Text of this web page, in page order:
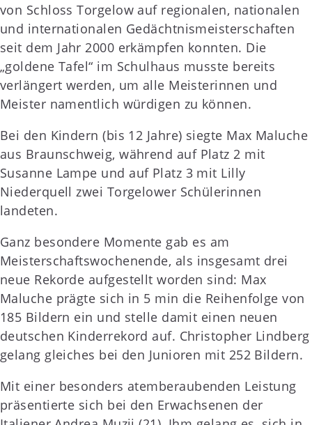
von Schloss Torgelow auf regionalen, nationalen
und internationalen Gedächtnismeisterschaften
seit dem Jahr 2000 erkämpfen konnten. Die
„goldene Tafel“ im Schulhaus musste bereits
verlängert werden, um alle Meisterinnen und
Meister namentlich würdigen zu können.
Bei den Kindern (bis 12 Jahre) siegte Max Maluche
aus Braunschweig, während auf Platz 2 mit
Susanne Lampe und auf Platz 3 mit Lilly
Niederquell zwei Torgelower Schülerinnen
landeten.
Ganz besondere Momente gab es am
Meisterschaftswochenende, als insgesamt drei
neue Rekorde aufgestellt worden sind: Max
Maluche prägte sich in 5 min die Reihenfolge von
185 Bildern ein und stelle damit einen neuen
deutschen Kinderrekord auf. Christopher Lindberg
gelang gleiches bei den Junioren mit 252 Bildern.
Mit einer besonders atemberaubenden Leistung
präsentierte sich bei den Erwachsenen der